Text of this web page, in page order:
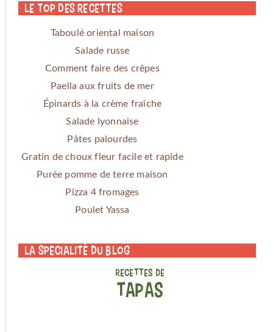
Le Top des Recettes
Taboulé oriental maison
Salade russe
Comment faire des crêpes
Paella aux fruits de mer
Épinards à la crème fraîche
Salade lyonnaise
Pâtes palourdes
Gratin de choux fleur facile et rapide
Purée pomme de terre maison
Pizza 4 fromages
Poulet Yassa
La specialité du blog
RECETTES DE
TAPAS